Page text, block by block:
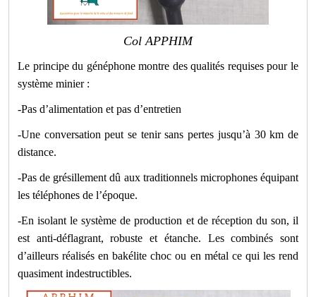
Col APPHIM
Le principe du généphone montre des qualités requises pour le
système minier :
-Pas d’alimentation et pas d’entretien
-Une conversation peut se tenir sans pertes jusqu’à 30 km de
distance.
-Pas de grésillement dû aux traditionnels microphones équipant
les téléphones de l’époque.
-En isolant le système de production et de réception du son, il
est anti-déflagrant, robuste et étanche. Les combinés sont
d’ailleurs réalisés en bakélite choc ou en métal ce qui les rend
quasiment indestructibles.